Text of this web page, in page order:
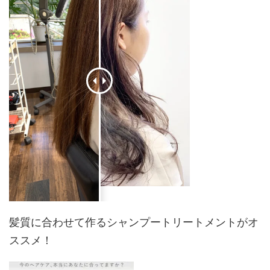
髪質に合わせて作るシャンプートリートメントがオ
ススメ！